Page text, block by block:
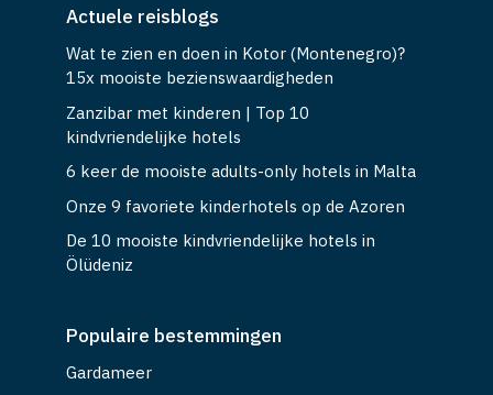
Actuele reisblogs
Wat te zien en doen in Kotor (Montenegro)?
15x mooiste bezienswaardigheden
Zanzibar met kinderen | Top 10
kindvriendelijke hotels
6 keer de mooiste adults-only hotels in Malta
Onze 9 favoriete kinderhotels op de Azoren
De 10 mooiste kindvriendelijke hotels in
Ölüdeniz
Populaire bestemmingen
Gardameer